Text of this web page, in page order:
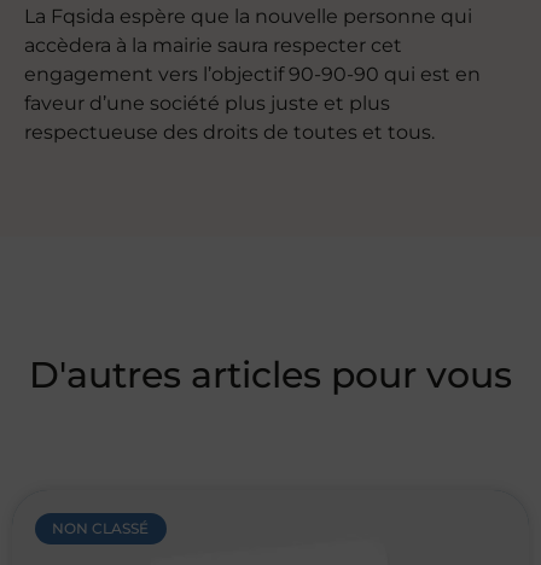
La Fqsida espère que la nouvelle personne qui
accèdera à la mairie saura respecter cet
engagement vers l’objectif 90-90-90 qui est en
faveur d’une société plus juste et plus
respectueuse des droits de toutes et tous.
D'autres articles pour vous
NON CLASSÉ